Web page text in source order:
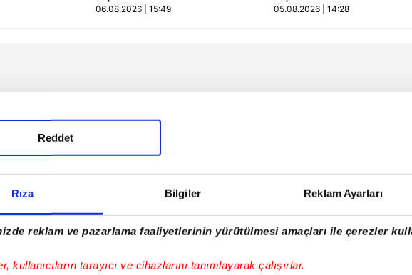
Rıza Bilgiler Reklam Ayarları
reklam ve pazarlama faaliyetlerinin yürütülmesi amaçları ile çerezler
kullanıcıların tarayıcı ve cihazlarını tanımlayarak çalışırlar.
Reddet
06.08.2026 | 15:49
05.08.2026 | 14:28